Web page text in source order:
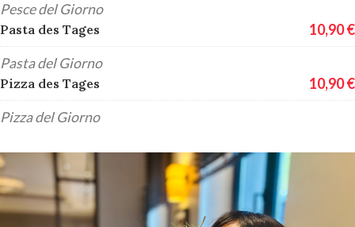
Pesce del Giorno
Pasta des Tages 10,90 €
Pasta del Giorno
Pizza des Tages 10,90 €
Pizza del Giorno